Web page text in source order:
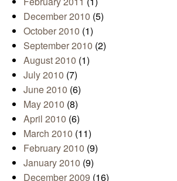
December 2010 (5)
October 2010 (1)
September 2010 (2)
August 2010 (1)
July 2010 (7)
June 2010 (6)
May 2010 (8)
April 2010 (6)
March 2010 (11)
February 2010 (9)
January 2010 (9)
December 2009 (16)